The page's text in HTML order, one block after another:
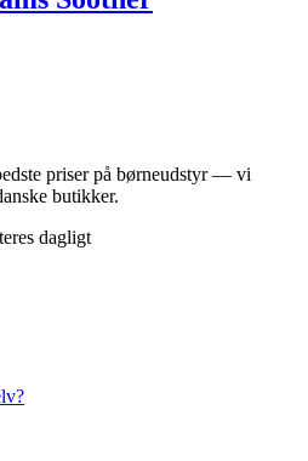
priser på børneudstyr — vi
butikker.
dagligt